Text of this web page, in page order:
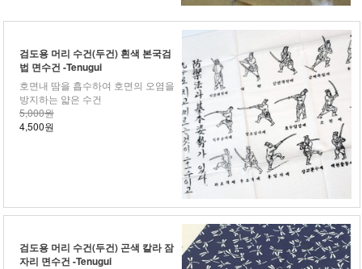
검도용 머리 수건(두건) 흰색 본국검
법 면수건 -Tenugui
호면내 땀을 흡수하여 호면의 오염을
방지하는 얇은 수건
5,000원
4,500원
검도용 머리 수건(두건) 곤색 칼라 잠
자리 면수건 -Tenugui